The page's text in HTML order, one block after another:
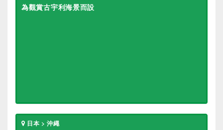
為觀賞古宇利海景而設
日本 > 沖繩